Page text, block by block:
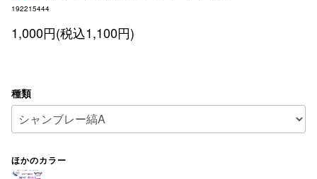
192215444
1,000円(税込1,100円)
種類
ほかのカラー